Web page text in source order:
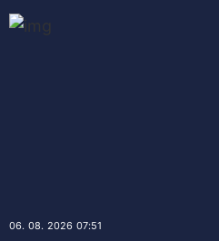
06. 08. 2026 07:51